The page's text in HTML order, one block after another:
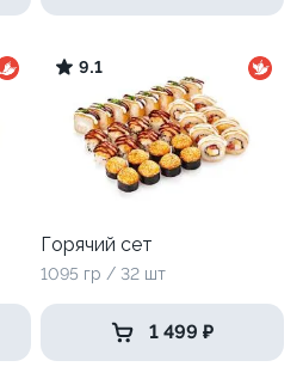
9.1
Горячий сет
1095 гр / 32 шт
1 499 ₽